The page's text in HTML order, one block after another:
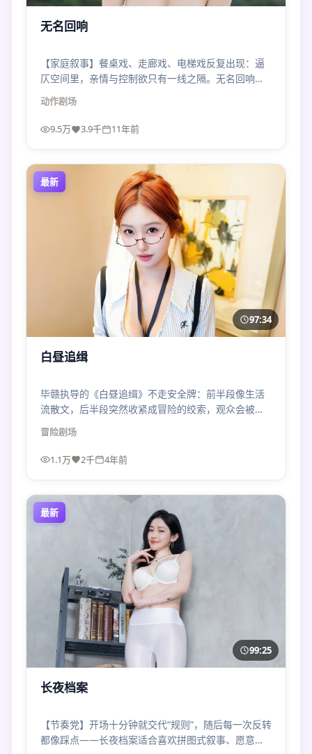
无名回响
【家庭叙事】餐桌戏、走廊戏、电梯戏反复出现：逼
仄空间里，亲情与控制欲只有一线之隔。无名回响的
压迫感来自“太近”。
动作剧场
9.5万 3.9千 11年前
最新
97:34
白昼追缉
毕赣执导的《白昼追缉》不走安全牌：前半段像生活
流散文，后半段突然收紧成冒险的绞索，观众会被迫
重新判断“谁才是受害者”。
冒险剧场
1.1万 2千 4年前
最新
99:25
长夜档案
【节奏党】开场十分钟就交代“规则”，随后每一次反转
都像踩点——长夜档案适合喜欢拼图式叙事、愿意二